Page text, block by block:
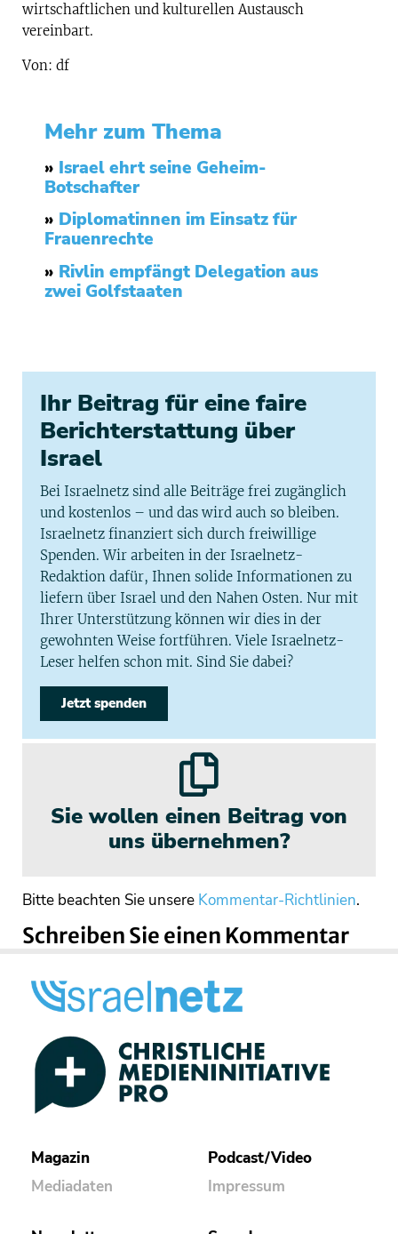
wirtschaftlichen und kulturellen Austausch
vereinbart.
Von: df
Mehr zum Thema
» Israel ehrt seine Geheim-
Botschafter
» Diplomatinnen im Einsatz für
Frauenrechte
» Rivlin empfängt Delegation aus
zwei Golfstaaten
Ihr Beitrag für eine faire
Berichterstattung über
Israel
Bei Israelnetz sind alle Beiträge frei zugänglich
und kostenlos – und das wird auch so bleiben.
Israelnetz finanziert sich durch freiwillige
Spenden. Wir arbeiten in der Israelnetz-
Redaktion dafür, Ihnen solide Informationen zu
liefern über Israel und den Nahen Osten. Nur mit
Ihrer Unterstützung können wir dies in der
gewohnten Weise fortführen. Viele Israelnetz-
Leser helfen schon mit. Sind Sie dabei?
Jetzt spenden
Sie wollen einen Beitrag von
uns übernehmen?
Bitte beachten Sie unsere Kommentar-Richtlinien.
Schreiben Sie einen Kommentar
Magazin
Mediadaten
Podcast/Video
Impressum